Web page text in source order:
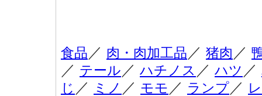
食品 ／ 肉・肉加工品 ／ 猪肉 ／
／ テール ／ ハチノス ／ ハツ ／
じ ／ ミノ ／ モモ ／ ランプ／